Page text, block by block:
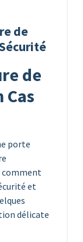
de
de
Cas
porte
comment
et
délicate